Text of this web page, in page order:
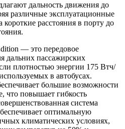
дальность движения до
различные эксплуатационные
короткие расстояния в порту до
— это передовое
дальних пассажирских
плотностью энергии 175 Втч/
в автобусах.
большие возможности
что повышает гибкость
система
оптимальную
климатических условиях,